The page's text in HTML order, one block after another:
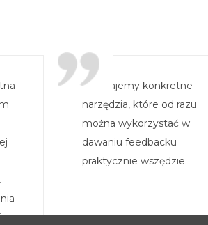
...dostajemy konkretne
narzędzia, które od razu
można wykorzystać w
dawaniu feedbacku
praktycznie wszędzie.